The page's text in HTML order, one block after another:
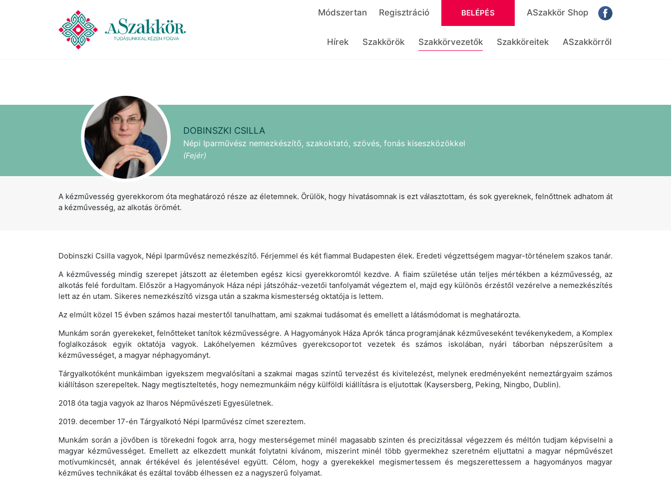
Módszertan Regisztráció BELÉPÉS ASzakkör Shop
Hírek Szakkörök Szakkörvezetők Szakköreitek ASzakkörről
DOBINSZKI CSILLA
Népi Iparművész nemezkészítő, szakoktató, szövés, fonás kiseszközökkel
(Fejér)
A kézművesség gyerekkorom óta meghatározó része az életemnek. Örülök, hogy hivatásomnak is ezt választottam, és sok gyereknek, felnőttnek adhatom át
a kézművesség, az alkotás örömét.
Dobinszki Csilla vagyok, Népi Iparművész nemezkészítő. Férjemmel és két fiammal Budapesten élek. Eredeti végzettségem magyar-történelem szakos tanár.
A kézművesség mindig szerepet játszott az életemben egész kicsi gyerekkoromtól kezdve. A fiaim születése után teljes mértékben a kézművesség, az
alkotás felé fordultam. Először a Hagyományok Háza népi játszóház-vezetői tanfolyamát végeztem el, majd egy különös érzéstől vezérelve a nemezkészítés
lett az én utam. Sikeres nemezkészítő vizsga után a szakma kismesterség oktatója is lettem.
Az elmúlt közel 15 évben számos hazai mestertől tanulhattam, ami szakmai tudásomat és emellett a látásmódomat is meghatározta.
Munkám során gyerekeket, felnőtteket tanítok kézművességre. A Hagyományok Háza Aprók tánca programjának kézműveseként tevékenykedem, a Komplex
foglalkozások egyik oktatója vagyok. Lakóhelyemen kézműves gyerekcsoportot vezetek és számos iskolában, nyári táborban népszerűsítem a
kézművességet, a magyar néphagyományt.
Tárgyalkotóként munkáimban igyekszem megvalósítani a szakmai magas szintű tervezést és kivitelezést, melynek eredményeként nemeztárgyaim számos
kiállításon szerepeltek. Nagy megtiszteltetés, hogy nemezmunkáim négy külföldi kiállításra is eljutottak (Kaysersberg, Peking, Ningbo, Dublin).
2018 óta tagja vagyok az Iharos Népművészeti Egyesületnek.
2019. december 17-én Tárgyalkotó Népi Iparművész címet szereztem.
Munkám során a jövőben is törekedni fogok arra, hogy mesterségemet minél magasabb szinten és precizitással végezzem és méltón tudjam képviselni a
magyar kézművességet. Emellett az elkezdett munkát folytatni kívánom, miszerint minél több gyermekhez szeretném eljuttatni a magyar népművészet
motívumkincsét, annak értékével és jelentésével együtt. Célom, hogy a gyerekekkel megismertessem és megszerettessem a hagyományos magyar
kézműves technikákat és ezáltal tovább élhessen ez a nagyszerű folyamat.